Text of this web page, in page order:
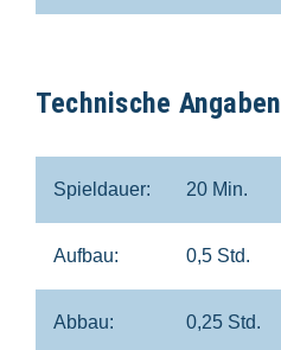
Technische Angaben
Spieldauer: 20 Min.
Aufbau: 0,5 Std.
Abbau: 0,25 Std.